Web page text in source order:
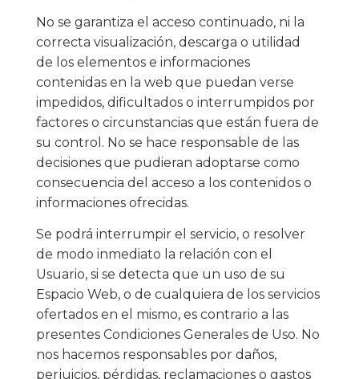
No se garantiza el acceso continuado, ni la
correcta visualización, descarga o utilidad
de los elementos e informaciones
contenidas en la web que puedan verse
impedidos, dificultados o interrumpidos por
factores o circunstancias que están fuera de
su control. No se hace responsable de las
decisiones que pudieran adoptarse como
consecuencia del acceso a los contenidos o
informaciones ofrecidas.
Se podrá interrumpir el servicio, o resolver
de modo inmediato la relación con el
Usuario, si se detecta que un uso de su
Espacio Web, o de cualquiera de los servicios
ofertados en el mismo, es contrario a las
presentes Condiciones Generales de Uso. No
nos hacemos responsables por daños,
perjuicios, pérdidas, reclamaciones o gastos